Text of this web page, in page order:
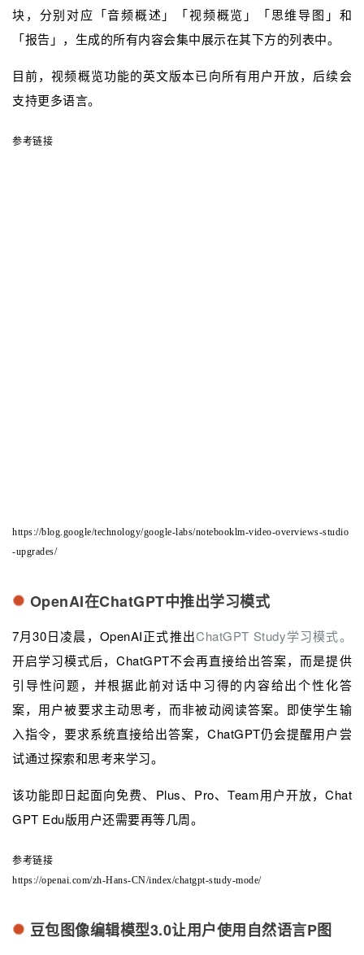
块，分别对应「音频概述」「视频概览」「思维导图」和
「报告」，生成的所有内容会集中展示在其下方的列表中。
目前，视频概览功能的英文版本已向所有用户开放，后续会
支持更多语言。
参考链接
https://blog.google/technology/google-labs/notebooklm-video-overviews-studio
-upgrades/
OpenAI在ChatGPT中推出学习模式
7月30日凌晨，OpenAI正式推出ChatGPT Study学习模式。
开启学习模式后，ChatGPT不会再直接给出答案，而是提供
引导性问题，并根据此前对话中习得的内容给出个性化答
案，用户被要求主动思考，而非被动阅读答案。即使学生输
入指令，要求系统直接给出答案，ChatGPT仍会提醒用户尝
试通过探索和思考来学习。
该功能即日起面向免费、Plus、Pro、Team用户开放，Chat
GPT Edu版用户还需要再等几周。
参考链接
https://openai.com/zh-Hans-CN/index/chatgpt-study-mode/
豆包图像编辑模型3.0让用户使用自然语言P图